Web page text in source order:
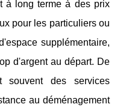
à long terme à des prix
pour les particuliers ou
supplémentaire,
d'argent au départ. De
souvent des services
au déménagement